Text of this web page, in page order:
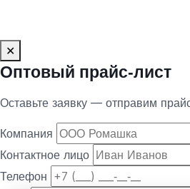
✕
Оптовый прайс‑лист
Оставьте заявку — отправим
Компания
Контактное лицо
Телефон